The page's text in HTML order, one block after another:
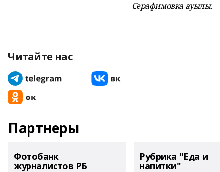
Серафимовка ауылы.
Читайте нас
Партнеры
Фотобанк
журналистов РБ
Рубрика "Еда и
напитки"